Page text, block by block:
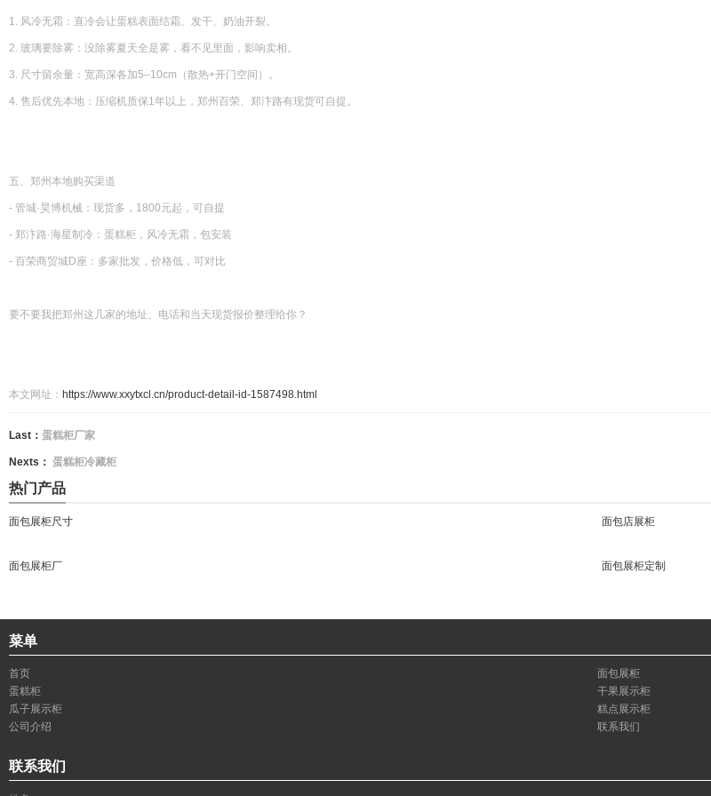
1. 风冷无霜：直冷会让蛋糕表面结霜、发干、奶油开裂。
2. 玻璃要除雾：没除雾夏天全是雾，看不见里面，影响卖相。
3. 尺寸留余量：宽高深各加5–10cm（散热+开门空间）。
4. 售后优先本地：压缩机质保1年以上，郑州百荣、郑汴路有现货可自提。
五、郑州本地购买渠道
- 管城·昊博机械：现货多，1800元起，可自提
- 郑汴路·海星制冷：蛋糕柜，风冷无霜，包安装
- 百荣商贸城D座：多家批发，价格低，可对比
要不要我把郑州这几家的地址、电话和当天现货报价整理给你？
本文网址： https://www.xxytxcl.cn/product-detail-id-1587498.html
Last： 蛋糕柜厂家
Nexts： 蛋糕柜冷藏柜
热门产品
面包展柜尺寸 面包店展柜
面包展柜厂 面包展柜定制
菜单
首页
面包展柜
蛋糕柜
干果展示柜
瓜子展示柜
糕点展示柜
公司介绍
联系我们
联系我们